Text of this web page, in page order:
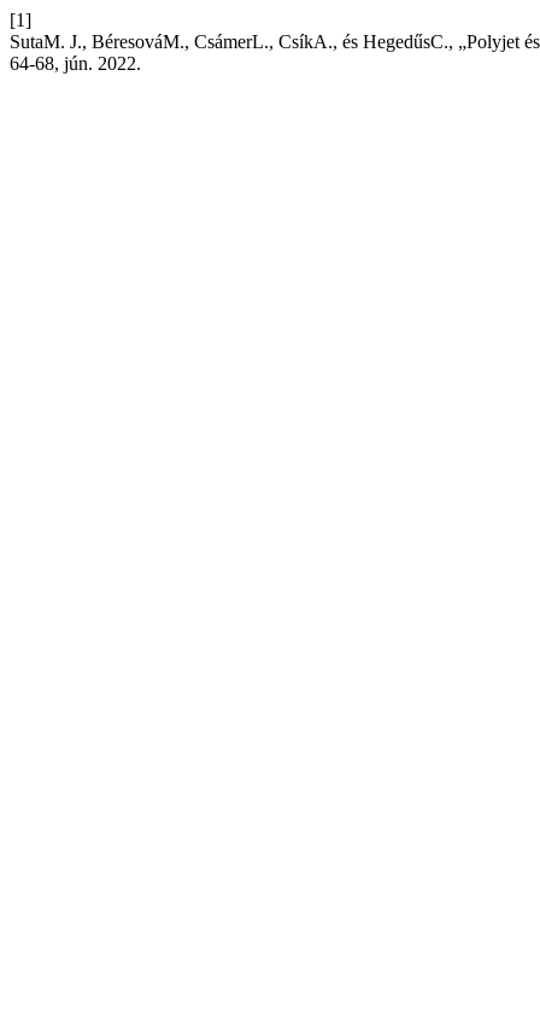
[1]
SutaM. J., BéresováM., CsámerL., CsíkA., és HegedűsC., „Polyjet
64-68, jún. 2022.